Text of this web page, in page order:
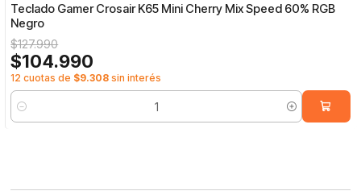
Teclado Gamer Crosair K65 Mini Cherry Mix Speed 60% RGB
Negro
$127.990
$104.990
12 cuotas de $9.308 sin interés
Cantidad